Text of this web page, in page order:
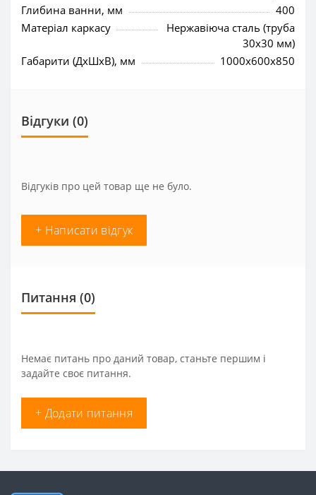
Глибина ванни, мм
400
Матеріал каркасу
Нержавіюча сталь (труба
30х30 мм)
Габарити (ДхШхВ), мм
1000x600x850
Відгуки (0)
Відгуків про цей товар ще не було.
+ Написати відгук
Питання (0)
Немає питань про даний товар, станьте першим і
задайте своє питання.
+ Додати питання